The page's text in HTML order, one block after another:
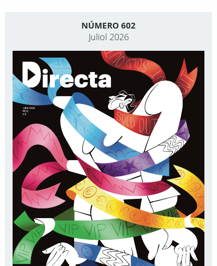
NÚMERO 602
Juliol 2026